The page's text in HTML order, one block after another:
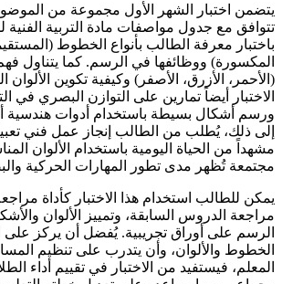
يتضمن اختبار الشهر الأول مجموعة من
تتوافق مع جدول مواصفات مادة التربية
باختبار معرفة الطالب بأنواع الخطوط
المكسورة) ووظائفها في الرسم. كما يتناول فهم
(الأحمر، الأزرق، الأصفر) وكيفية تكوين الألوان
الاختبار أيضاً تمارين على التوازن البصري في
ورسم أشكال بسيطة باستخدام أدوات هندسية أو
إلى ذلك، يُطلب من الطالب إنجاز عمل فني
مشهداً من الحياة اليومية باستخدام الألوان
مجتمعة تُظهر مدى تطور المهارات الحركية
يمكن للطالب استخدام هذا الاختبار كأداة
مراجعة الدروس السابقة، وتمييز الألوان
الرسم على أوراق تجريبية. يُفضل أن يركز على
الخطوط والألوان، وأن يتدرب على تنظيم
المعلم، فيستفيد من الاختبار في تقييم أداء